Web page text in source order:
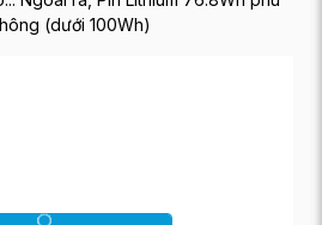
(dưới 100Wh)